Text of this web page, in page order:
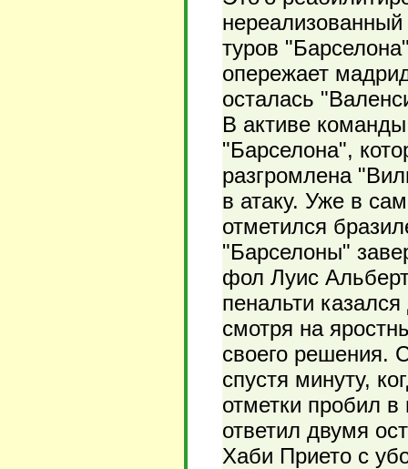
туров
опережает
осталась
В активе
"Барселона",
разгромлена
в атаку. Уже в
отметился
"Барселоны"
фол Луис
пенальти
смотря на
своего решения.
спустя минуту,
отметки пробил
ответил двумя
Хаби Прието с